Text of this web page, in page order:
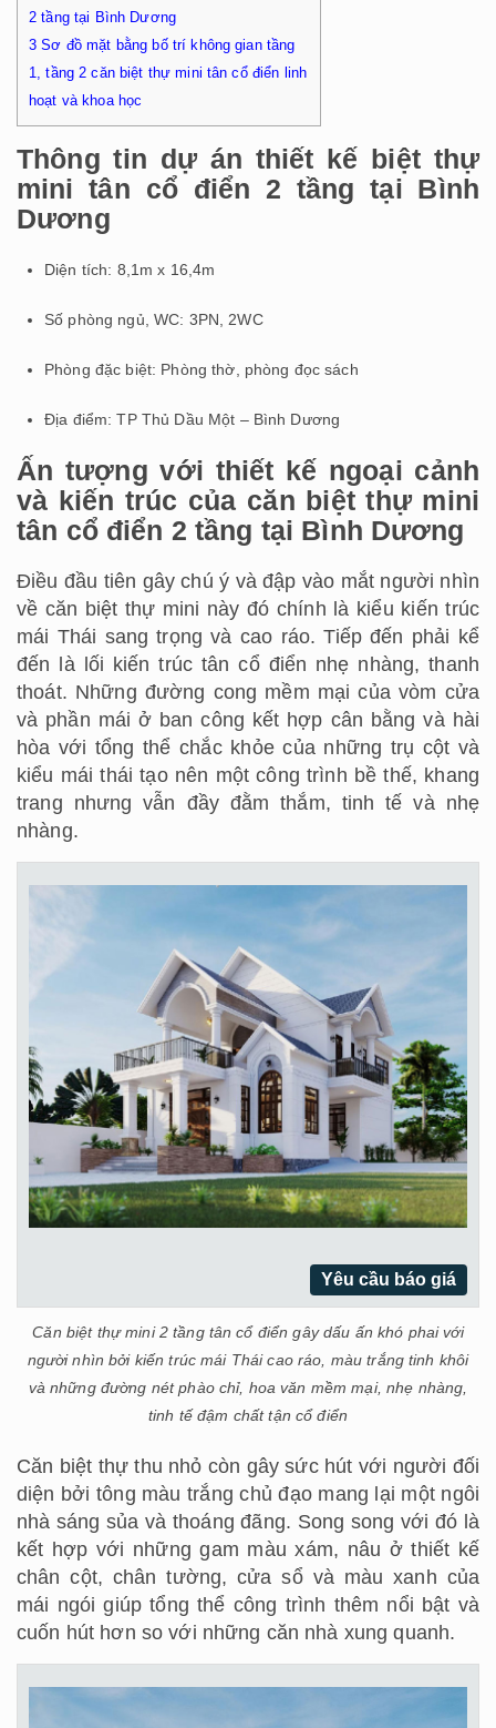
2 tầng tại Bình Dương
3 Sơ đồ mặt bằng bố trí không gian tầng
1, tầng 2 căn biệt thự mini tân cổ điển linh
hoạt và khoa học
Thông tin dự án thiết kế biệt thự
mini tân cổ điển 2 tầng tại Bình
Dương
Diện tích: 8,1m x 16,4m
Số phòng ngủ, WC: 3PN, 2WC
Phòng đặc biệt: Phòng thờ, phòng đọc sách
Địa điểm: TP Thủ Dầu Một – Bình Dương
Ấn tượng với thiết kế ngoại cảnh
và kiến trúc của căn biệt thự mini
tân cổ điển 2 tầng tại Bình Dương
Điều đầu tiên gây chú ý và đập vào mắt người nhìn
về căn biệt thự mini này đó chính là kiểu kiến trúc
mái Thái sang trọng và cao ráo. Tiếp đến phải kể
đến là lối kiến trúc tân cổ điển nhẹ nhàng, thanh
thoát. Những đường cong mềm mại của vòm cửa
và phần mái ở ban công kết hợp cân bằng và hài
hòa với tổng thể chắc khỏe của những trụ cột và
kiểu mái thái tạo nên một công trình bề thế, khang
trang nhưng vẫn đầy đằm thắm, tinh tế và nhẹ
nhàng.
Yêu cầu báo giá
Căn biệt thự mini 2 tầng tân cổ điển gây dấu ấn khó phai với
người nhìn bởi kiến trúc mái Thái cao ráo, màu trắng tinh khôi
và những đường nét phào chỉ, hoa văn mềm mại, nhẹ nhàng,
tinh tế đậm chất tận cổ điển
Căn biệt thự thu nhỏ còn gây sức hút với người đối
diện bởi tông màu trắng chủ đạo mang lại một ngôi
nhà sáng sủa và thoáng đãng. Song song với đó là
kết hợp với những gam màu xám, nâu ở thiết kế
chân cột, chân tường, cửa sổ và màu xanh của
mái ngói giúp tổng thể công trình thêm nổi bật và
cuốn hút hơn so với những căn nhà xung quanh.